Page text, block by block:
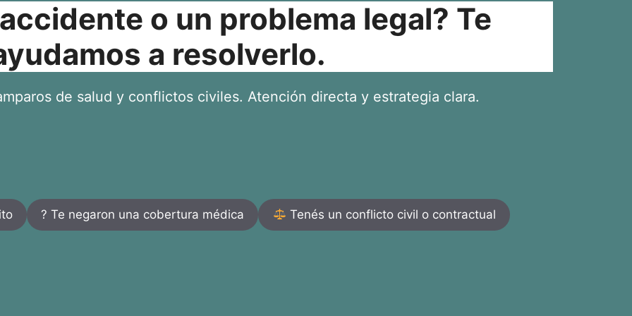
o un problema legal? Te
a resolverlo.
de salud y conflictos civiles. Atención directa y estrategia clara.
? Te negaron una cobertura médica Tenés un conflicto civil o contractual